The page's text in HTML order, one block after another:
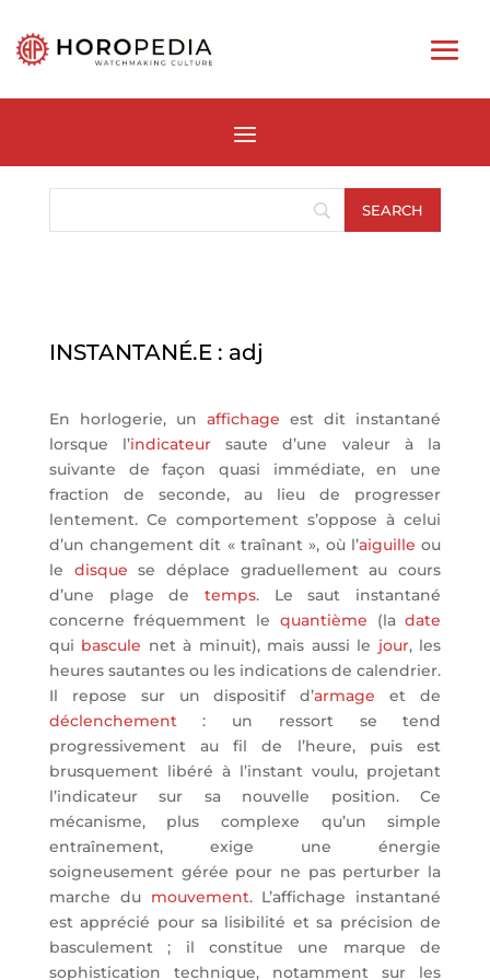
INSTANTANÉ.E : adj
En horlogerie, un affichage est dit instantané
lorsque l’indicateur saute d’une valeur à la
suivante de façon quasi immédiate, en une
fraction de seconde, au lieu de progresser
lentement. Ce comportement s’oppose à celui
d’un changement dit « traînant », où l’aiguille ou
le disque se déplace graduellement au cours
d’une plage de temps. Le saut instantané
concerne fréquemment le quantième (ladate
qui bascule net à minuit), mais aussi le jour, les
heures sautantes ou les indications de calendrier.
Il repose sur un dispositif d’armage et de
déclenchement: un ressort se tend
progressivement au fil de l’heure, puis est
brusquement libéré à l’instant voulu, projetant
l’indicateur sur sa nouvelle position. Ce
mécanisme, plus complexe qu’un simple
entraînement, exige une énergie
soigneusement gérée pour ne pas perturber la
marche du mouvement. L’affichage instantané
est apprécié pour sa lisibilité et sa précision de
basculement ; il constitue une marque de
sophistication technique, notamment sur les